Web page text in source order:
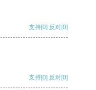
支持[0] 反对[0]
支持[0] 反对[0]